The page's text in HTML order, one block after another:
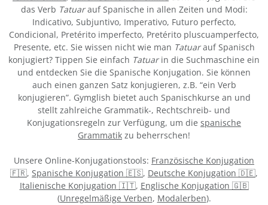
das Verb Tatuarauf Spanische in allen Zeiten und Modi:
Indicativo, Subjuntivo, Imperativo, Futuro perfecto,
Condicional, Pretérito imperfecto, Pretérito pluscuamperfecto,
Presente, etc. Sie wissen nicht wie man Tatuarauf Spanisch
konjugiert? Tippen Sie einfach Tatuarin die Suchmaschine ein
und entdecken Sie die Spanische Konjugation. Sie können
auch einen ganzen Satz konjugieren, z.B. “ein Verb
konjugieren”. Gymglish bietet auch Spanischkurse an und
stellt zahlreiche Grammatik-, Rechtschreib- und
Konjugationsregeln zur Verfügung, um die spanische
Grammatik zu beherrschen!
Unsere Online-Konjugationstools: Französische Konjugation
🇫🇷, Spanische Konjugation 🇪🇸, Deutsche Konjugation 🇩🇪,
Italienische Konjugation 🇮🇹, Englische Konjugation 🇬🇧
(Unregelmäßige Verben, Modalerben).